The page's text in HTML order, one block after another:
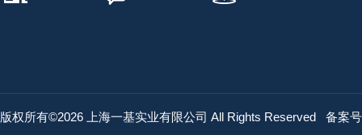
版权所有©2026 上海一基实业有限公司 All Rights Reserved 备案